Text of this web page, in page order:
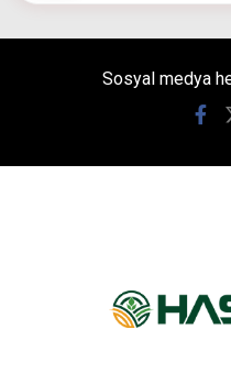
Sosyal medya